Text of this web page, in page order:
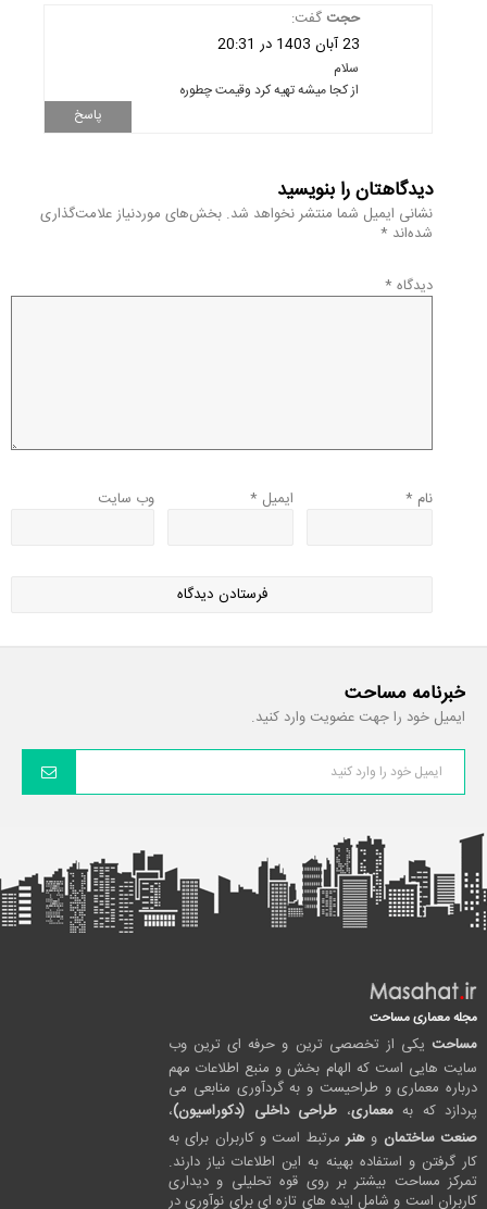
حجت گفت:
23 آبان 1403 در 20:31
سلام
از کجا میشه تهیه کرد وقیمت چطوره
پاسخ
دیدگاهتان را بنویسید
نشانی ایمیل شما منتشر نخواهد شد. بخش‌های موردنیاز علامت‌گذاری
شده‌اند *
دیدگاه *
نام * ایمیل * وب‌ سایت
خبرنامه مساحت
ایمیل خود را جهت عضویت وارد کنید.
مجله معماری مساحت
مساحت یکی از تخصصی ترین و حرفه ای ترین وب
سایت هایی است که الهام بخش و منبع اطلاعات مهم
درباره معماری و طراحیست و به گردآوری منابعی می
پردازد که بهمعماری، طراحی داخلی (دکوراسیون)،
صنعت ساختمان و هنرمرتبط است و کاربران برای به
کار گرفتن و استفاده بهینه به این اطلاعات نیاز دارند.
تمرکز مساحت بیشتر بر روی قوه تحلیلی و دیداری
کاربران است و شامل ایده های تازه ای برای نوآوری در